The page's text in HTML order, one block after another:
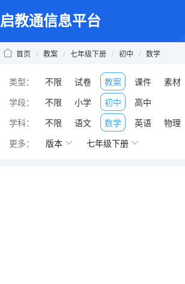
启教通信息平台
首页 / 教案 / 七年级下册 / 初中 / 数学
类型： 不限 试卷 教案 课件 素材
学段：
不限 小学 初中
高中
学科：
不限 语文 数学 英语 物理
更多：
版本 七年级下册